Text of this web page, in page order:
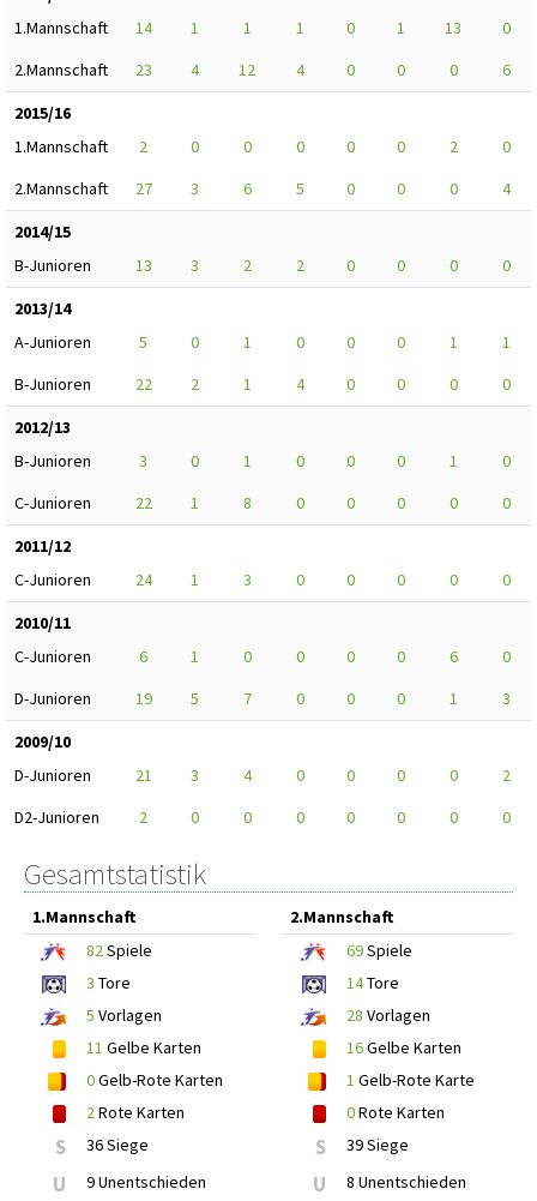
1.Mannschaft
14 1 1 1 0 1 13
0
2.Mannschaft
23 4 12 4 0 0 0
6
2015/16
1.Mannschaft
2 0 0 0 0 0 2
0
2.Mannschaft
27 3 6 5 0 0 0
4
2014/15
B-Junioren
13 3 2 2 0 0 0
0
2013/14
A-Junioren
5 0 1 0 0 0 1
1
B-Junioren
22 2 1 4 0 0 0
0
2012/13
B-Junioren
3 0 1 0 0 0 1
0
C-Junioren
22 1 8 0 0 0 0
0
2011/12
C-Junioren
24 1 3 0 0 0 0
0
2010/11
C-Junioren
6 1 0 0 0 0 6
0
D-Junioren
19 5 7 0 0 0 1
3
2009/10
D-Junioren
21 3 4 0 0 0 0
2
D2-Junioren
2 0 0 0 0 0 0 0
Gesamtstatistik
1.Mannschaft
82Spiele
3 Tore
5 Vorlagen
11 Gelbe Karten
0Gelb-Rote Karten
2Rote Karten
S 36 Siege
U 9 Unentschieden
2.Mannschaft
69Spiele
14Tore
28 Vorlagen
16Gelbe Karten
1 Gelb-Rote Karte
0Rote Karten
S 39 Siege
U 8 Unentschieden